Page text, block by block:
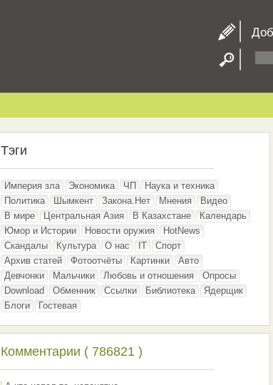
Тэги
Империя зла Экономика ЧП
Наука и техника
Политика
Шымкент Закона.Нет Мнения
Видео
В мире
Центральная Азия В Казахстане
Календарь
Юмор и Истории
Новости оружия
HotNews
Скандалы
Культура О нас IT
Спорт
Архив статей
Фотоотчёты Картинки
Авто
Девчонки
Мальчики Любовь и отношения
Опросы
Download
Обменник Ссылки Библиотека
Ядерщик
Блоги
Гостевая
Комментарии ( 786821 )